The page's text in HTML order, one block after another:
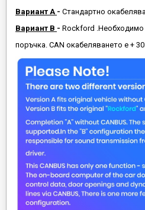
Вариант А - Стандартно
Вариант B - Rockford .Необходимо
поръчка. CAN окабеляването е +